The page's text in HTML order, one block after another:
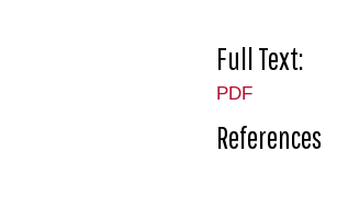
Full Text:
PDF
References